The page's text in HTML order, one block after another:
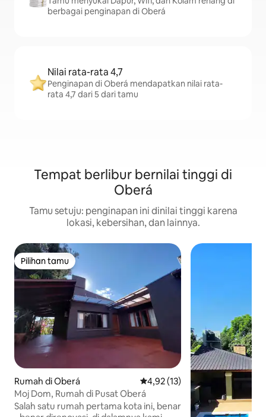
berbagai penginapan di Oberá
Nilai rata-rata 4,7
Penginapan di Oberá mendapatkan nilai rata-
rata 4,7 dari 5 dari tamu
Tempat berlibur bernilai tinggi di
Oberá
Tamu setuju: penginapan ini dinilai tinggi karena
lokasi, kebersihan, dan lainnya.
Pilihan tamu
Pilihan tamu
Rumah di Oberá Nilai rata-rata 4,92 dari 5, 13
4,92 (13)
Moj Dom, Rumah di Pusat Oberá
Salah satu rumah pertama kota ini, benar